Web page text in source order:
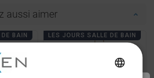
aussi aimer
BAIN LES JOURS SALLE DE BAIN